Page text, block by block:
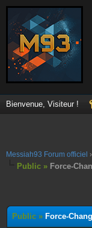
Bienvenue, Visiteur !
Messiah93 Forum officiel ›
Public » Force-
Public » Force-